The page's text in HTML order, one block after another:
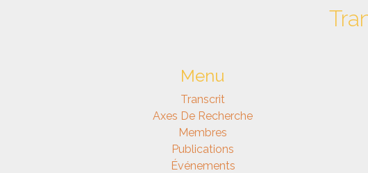
Menu
Transcrit
Axes De Recherche
Membres
Publications
Événements